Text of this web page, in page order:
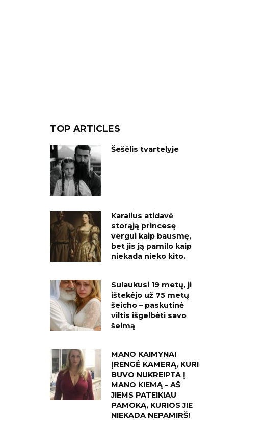
TOP ARTICLES
Šešėlis tvartelyje
Karalius atidavė
storąją princesę
vergui kaip bausmę,
bet jis ją pamilo kaip
niekada nieko kito.
Sulaukusi 19 metų, ji
ištekėjo už 75 metų
šeicho – paskutinė
viltis išgelbėti savo
šeimą
MANO KAIMYNAI
ĮRENGĖ KAMERĄ, KURI
BUVO NUKREIPTA Į
MANO KIEMĄ – AŠ
JIEMS PATEIKIAU
PAMOKĄ, KURIOS JIE
NIEKADA NEPAMIRŠ!